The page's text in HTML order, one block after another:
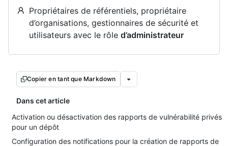
Propriétaires de référentiels, propriétaire
d’organisations, gestionnaires de sécurité et
utilisateurs avec le rôle d’administrateur
Copier en tant que Markdown
Dans cet article
Activation ou désactivation des rapports de vulnérabilité privés
pour un dépôt
Configuration des notifications pour la création de rapports de